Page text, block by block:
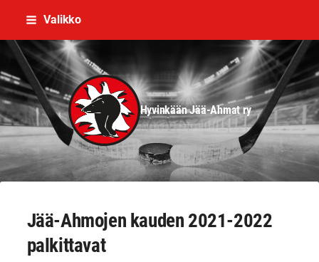
Siirry
sisältöön
Valikko
Hyvinkään Jää-Ahmat ry
Jää-Ahmojen kauden 2021-2022
palkittavat